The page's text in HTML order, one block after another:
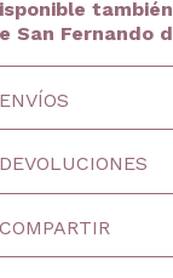
San Fernando
ENVÍOS
DEVOLUCIONES
COMPARTIR